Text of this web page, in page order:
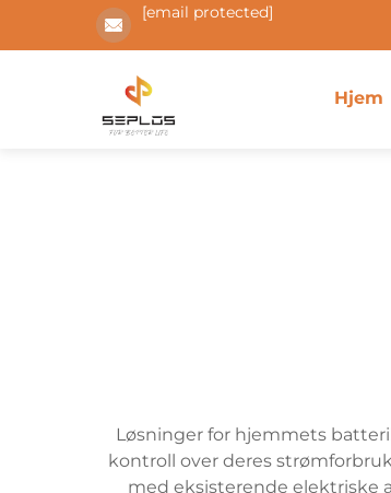
[email protected]
Hjem
Løsninger for hjemmets
kontroll over deres
med eksisterende elektriske